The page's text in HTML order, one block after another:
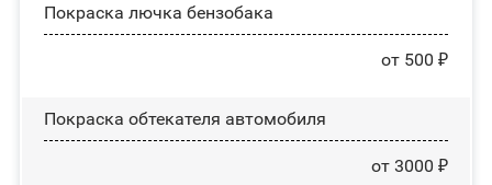
Покраска лючка бензобака
от 500 ₽
Покраска обтекателя автомобиля
от 3000 ₽